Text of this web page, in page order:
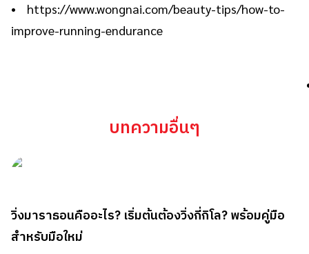
• https://www.wongnai.com/beauty-tips/how-to-
improve-running-endurance
บทความอื่นๆ
วิ่งมาราธอนคืออะไร? เริ่มต้นต้องวิ่งกี่กิโล? พร้อมคู่มือ
สำหรับมือใหม่